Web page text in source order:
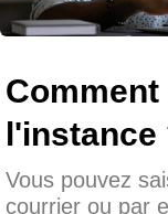
l'instance
Vous pouvez
courrier ou par